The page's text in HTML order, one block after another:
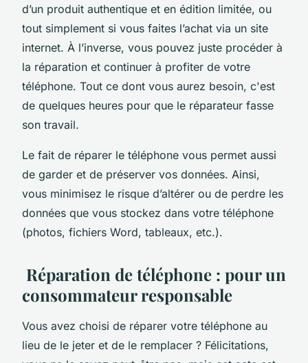
d’un produit authentique et en édition limitée, ou
tout simplement si vous faites l’achat via un site
internet. À l’inverse, vous pouvez juste procéder à
la réparation et continuer à profiter de votre
téléphone. Tout ce dont vous aurez besoin, c'est
de quelques heures pour que le réparateur fasse
son travail.
Le fait de réparer le téléphone vous permet aussi
de garder et de préserver vos données. Ainsi,
vous minimisez le risque d’altérer ou de perdre les
données que vous stockez dans votre téléphone
(photos, fichiers Word, tableaux, etc.).
Réparation de téléphone : pour un
consommateur responsable
Vous avez choisi de réparer votre téléphone au
lieu de le jeter et de le remplacer ? Félicitations,